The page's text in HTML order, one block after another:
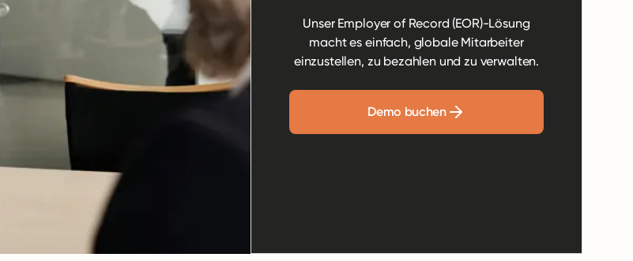
Unser Employer of Record (EOR)-Lösung
macht es einfach, globale Mitarbeiter
einzustellen, zu bezahlen und zu verwalten.
Demo buchen